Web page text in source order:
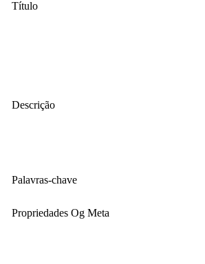
Título
Descrição
Palavras-chave
Propriedades Og Meta